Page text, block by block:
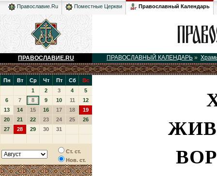
Православие.Ru Поместные Церкви Православный Календарь
ПРАВОСЛАВИЕ.RU ПРАВОСЛАВНЫЙ КАЛЕНДАРЬ »
Пн Вт Ср Чт Пт Сб
Вс
1
2 3 4
5
6
7 8 9 10 11
12
13
14 15 16 17 18
19
20
21 22 23 24 25
26
27
28 29 30 31
Ст. ст.
Нов. ст.